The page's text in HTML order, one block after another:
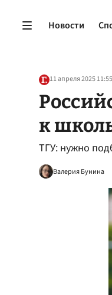
Новости
11 апреля 2025 11:55
к
ТГУ: нужно
Валерия Бунина